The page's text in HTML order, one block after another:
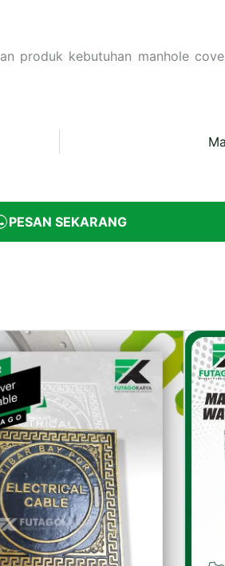
produk kebutuhan manhole
PESAN SEKARANG